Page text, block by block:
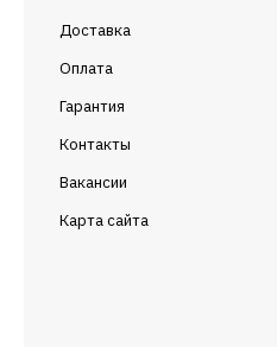
Доставка
Оплата
Гарантия
Контакты
Вакансии
Карта сайта